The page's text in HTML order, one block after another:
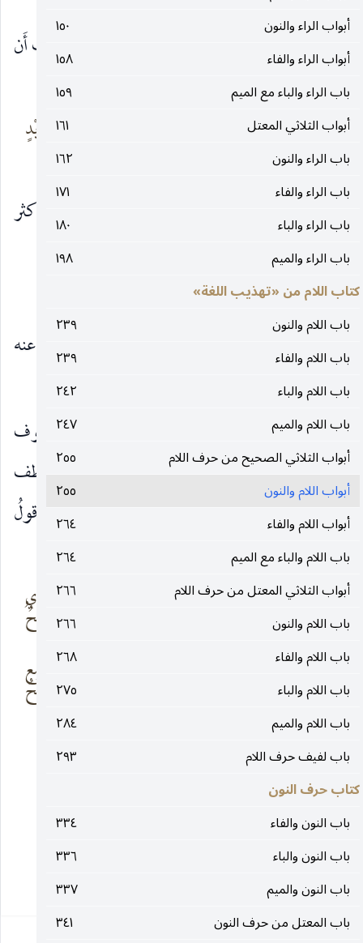
أبواب الراء والنون
١٥٠
أبواب الراء والفاء
١٥٨
باب الراء والباء مع الميم
١٥٩
أبواب الثلاثي المعتل
١٦١
باب الراء والنون
١٦٢
باب الراء والفاء
١٧١
باب الراء والباء
١٨٠
باب الراء والميم
١٩٨
كتاب اللام من «تهذيب اللغة»
باب اللام والنون
٢٣٩
باب اللام والفاء
٢٣٩
باب اللام والباء
٢٤٢
باب اللام والميم
٢٤٧
أبواب الثلاثي الصحيح من حرف اللام
٢٥٥
أبواب اللام والنون
٢٥٥
أبواب اللام والفاء
٢٦٤
باب اللام والباء مع الميم
٢٦٤
أبواب الثلاثي المعتل من حرف اللام
٢٦٦
باب اللام والنون
٢٦٦
باب اللام والفاء
٢٦٨
باب اللام والباء
٢٧٥
باب اللام والميم
٢٨٤
باب لفيف حرف اللام
٢٩٣
كتاب حرف النون
باب النون والفاء
٣٣٤
باب النون والباء
٣٣٦
باب النون والميم
٣٣٧
باب المعتل من حرف النون
٣٤١
الليث : قال لي فلانٌ قولاً
منه ، أي أنكرت أَن
أَكون فَعَلْته ؛ وأَنشد :
أمُنْتَفِلاً مِن نَصْر بُهَثَةدائباً وتَنْفلُني مِن آلِ زَيْدٍ
ابن السِّكيت :
فلانٌ على أصحابه ، إذا أخذ أكثر
ممّا أخذوا عند الغَنيمة.
أبو سَعيد :نفّلتُفلاناً على فلان ، أي فَضَّلته.
ونَفَّلتعن فلانٍ ما قيل فيه
، إذا نَضَحْت عنه
ودَفَعْته.
والنَّوفليّة: شيء تَتَّخذه نساء الأعراب من صُوف
يكون في غِلَظٍ أقلّ من الساعد ، ثم يُحْشَى ، ويُعطف
فتضعه المرأة على رأسها ، ثم تَختمر عليه ؛ ومنه قولُ
جِيران العَود :
ألّا لا تُغرّن امرءاًنَوْفليّة على الرأس بَعْدِي
والتّرائِبُ وُضَّحُ
ولا فاحِمٌ يُسْقَى
الدِّهان كأنَّه أساوِدُ يَزْهاها مع
اللَّيل أَبْطَحُ
الليث :النَّوفلة
ولا أَعرفه.
فنل :ثعلب ، عن ابن الأعرابي : يُقال لِرقبة